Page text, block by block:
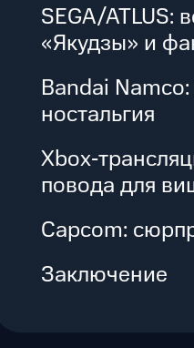
SEGA/ATLUS:
«Якудзы» и
Bandai
ностальгия
повода для
Capcom:
Заключение